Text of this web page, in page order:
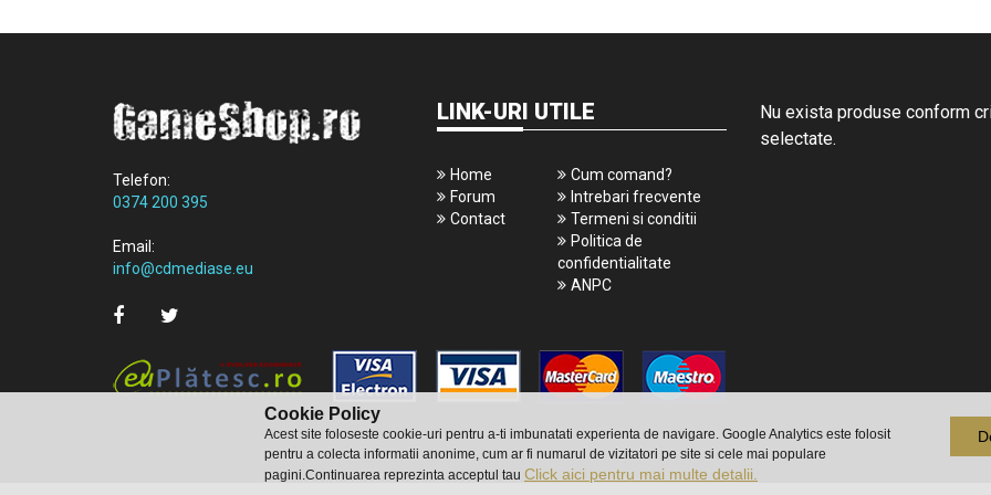
Cookie Policy
Acest site foloseste cookie-uri pentru a-ti imbunatati experienta de navigare. Google Analytics este folosit
pentru a colecta informatii anonime, cum ar fi numarul de vizitatori pe site si cele mai populare
pagini.Continuarea reprezinta acceptul tau Click aici pentru mai multe detalii.
Telefon:
0374 200 395
Email:
info@cdmediase.eu
LINK-URI UTILE
Home
Forum
Contact
Cum comand?
Intrebari frecvente
Termeni si conditii
Politica de
confidentialitate
ANPC
Nu exista produse conform
selectate.